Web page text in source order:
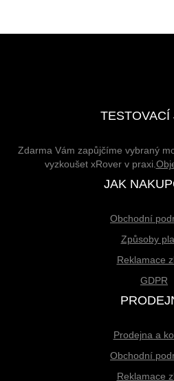
TESTOVACÍ
Zdarma Vám zapůjčíme vybraný
vyzkoušet xRover v praxi.
JAK
Obchodní
Způsoby
Reklamace
GDPR
Prodejna a
Obchodní
Reklamace